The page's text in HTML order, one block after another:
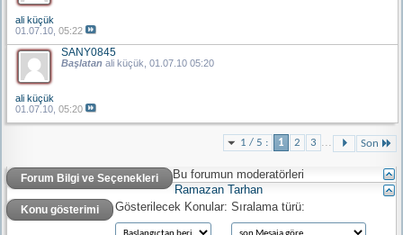
ali küçük
01.07.10, 05:22
SANY0845
Başlatan ali küçük , 01.07.10 05:20
ali küçük
01.07.10, 05:20
1 / 5 : 1 2 3 ... Son
Forum Bilgi ve Seçenekleri
Bu forumun moderatörleri
Ramazan Tarhan
Konu gösterimi Gösterilecek Konular: Sıralama türü: